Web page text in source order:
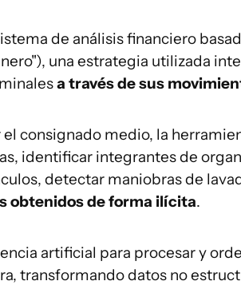
de análisis financiero
una estrategia utilizada
a través de sus
consignado medio, la
identificar integrantes de
detectar maniobras de
obtenidos de forma ilícita.
artificial para procesar y
transformando datos no